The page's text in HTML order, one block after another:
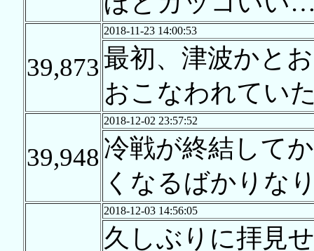
39,873
2018-11-23 14:00:53
最初、津波かと
おこなわれてい
39,948
2018-12-02 23:57:52
冷戦が終結して
くなるばかりな
2018-12-03 14:56:05
久しぶりに拝見